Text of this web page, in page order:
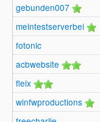
gebunden007
meintestserverbei
fotonic
acbwebsite
fleix
winfwproductions